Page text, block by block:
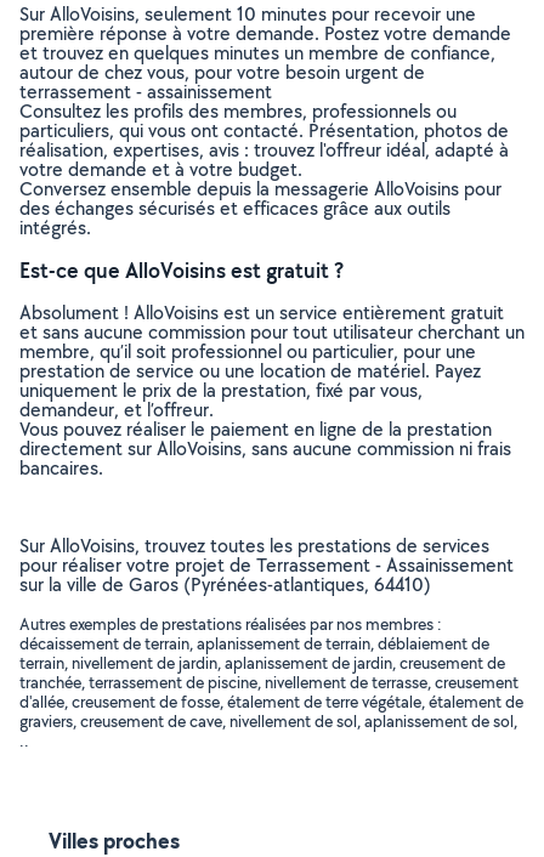
Sur AlloVoisins, seulement 10 minutes pour recevoir une
première réponse à votre demande. Postez votre demande
et trouvez en quelques minutes un membre de confiance,
autour de chez vous, pour votre besoin urgent de
terrassement - assainissement
Consultez les profils des membres, professionnels ou
particuliers, qui vous ont contacté. Présentation, photos de
réalisation, expertises, avis : trouvez l'offreur idéal, adapté à
votre demande et à votre budget.
Conversez ensemble depuis la messagerie AlloVoisins pour
des échanges sécurisés et efficaces grâce aux outils
intégrés.
Est-ce que AlloVoisins est gratuit ?
Absolument ! AlloVoisins est un service entièrement gratuit
et sans aucune commission pour tout utilisateur cherchant un
membre, qu’il soit professionnel ou particulier, pour une
prestation de service ou une location de matériel. Payez
uniquement le prix de la prestation, fixé par vous,
demandeur, et l’offreur.
Vous pouvez réaliser le paiement en ligne de la prestation
directement sur AlloVoisins, sans aucune commission ni frais
bancaires.
Sur AlloVoisins, trouvez toutes les prestations de services
pour réaliser votre projet de Terrassement - Assainissement
sur la ville de Garos (Pyrénées-atlantiques, 64410)
Autres exemples de prestations réalisées par nos membres :
décaissement de terrain, aplanissement de terrain, déblaiement de
terrain, nivellement de jardin, aplanissement de jardin, creusement de
tranchée, terrassement de piscine, nivellement de terrasse, creusement
d'allée, creusement de fosse, étalement de terre végétale, étalement de
graviers, creusement de cave, nivellement de sol, aplanissement de sol,
..
Villes proches